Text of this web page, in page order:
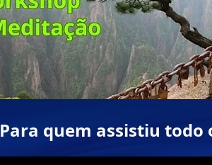
Para quem assistiu